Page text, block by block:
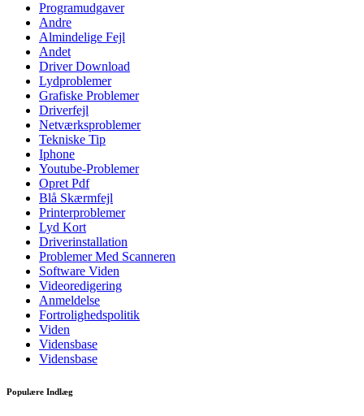
Programudgaver
Andre
Almindelige Fejl
Andet
Driver Download
Lydproblemer
Grafiske Problemer
Driverfejl
Netværksproblemer
Tekniske Tip
Iphone
Youtube-Problemer
Opret Pdf
Blå Skærmfejl
Printerproblemer
Lyd Kort
Driverinstallation
Problemer Med Scanneren
Software Viden
Videoredigering
Anmeldelse
Fortrolighedspolitik
Viden
Vidensbase
Vidensbase
Populære Indlæg